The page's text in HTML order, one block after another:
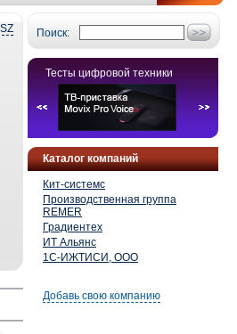
Поиск:
Тесты цифровой техники
Каталог компаний
Кит-системс
Производственная группа
REMER
Градиентех
ИТ Альянс
1С-ИЖТИСИ, ООО
Добавь свою компанию